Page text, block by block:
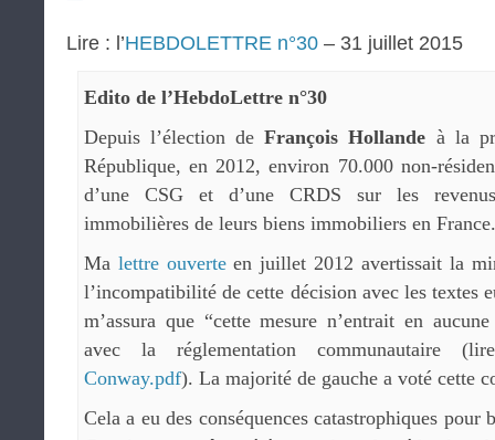
Lire : l’HEBDOLETTRE n°30 – 31 juillet 2015
Edito de l’HebdoLettre n°30
Depuis l’élection deFrançois Hollande à la
République, en 2012, environ 70.000 non-
d’une CSG et d’une CRDS sur les
immobilières de leurs biens immobiliers en France.
Ma lettre ouverteen juillet 2012 avertissait la
l’incompatibilité de cette décision avec les textes
m’assura que “cette mesure n’entrait en
avec la réglementation communautaire
Conway.pdf). La majorité de gauche a voté cette
Cela a eu des conséquences catastrophiques pour